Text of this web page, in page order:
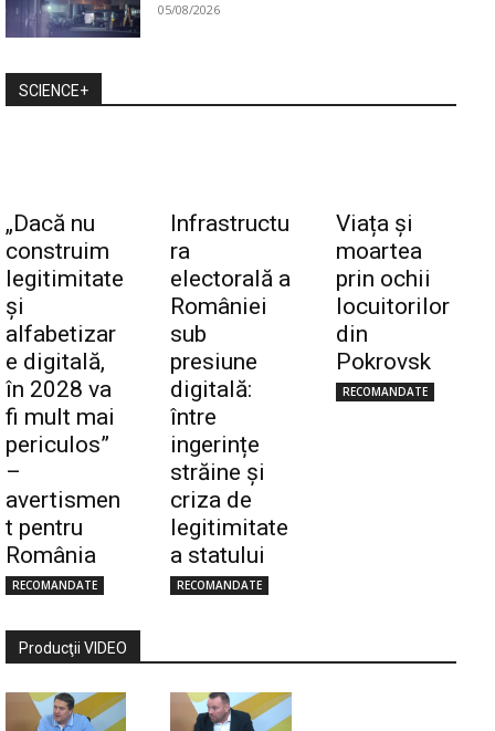
05/08/2026
SCIENCE+
„Dacă nu
construim
legitimitate
și
alfabetizar
e digitală,
în 2028 va
fi mult mai
periculos”
–
avertismen
t pentru
România
RECOMANDATE
Infrastructu
ra
electorală a
României
sub
presiune
digitală:
între
ingerințe
străine și
criza de
legitimitate
a statului
RECOMANDATE
Viața și
moartea
prin ochii
locuitorilor
din
Pokrovsk
RECOMANDATE
Producţii VIDEO